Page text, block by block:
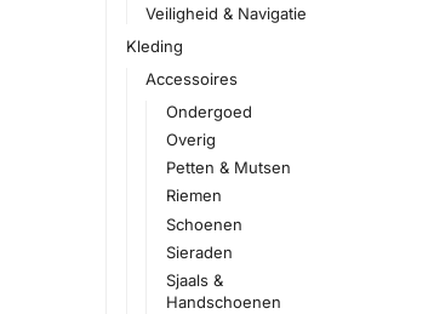
Veiligheid & Navigatie
Kleding
Accessoires
Ondergoed
Overig
Petten & Mutsen
Riemen
Schoenen
Sieraden
Sjaals &
Handschoenen